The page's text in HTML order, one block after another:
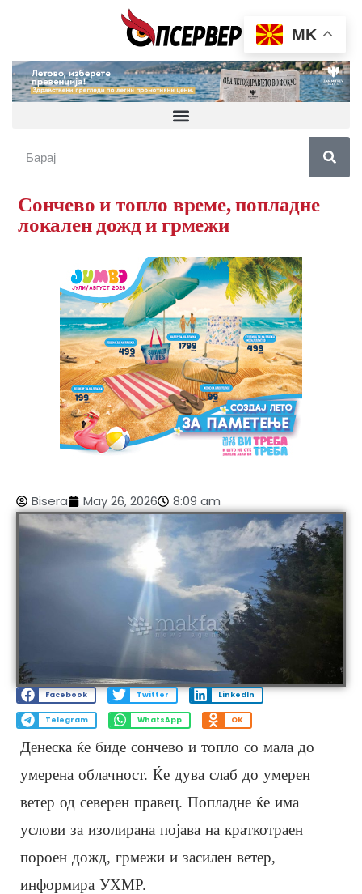
Сончево и топло време, попладне
локален дожд и грмежи
Bisera May 26, 2026 8:09 am
Facebook Twitter LinkedIn
Telegram WhatsApp OK
Денеска ќе биде сончево и топло со мала до
умерена облачност. Ќе дува слаб до умерен
ветер од северен правец. Попладне ќе има
услови за изолирана појава на краткотраен
пороен дожд, грмежи и засилен ветер,
информира УХМР.
MK